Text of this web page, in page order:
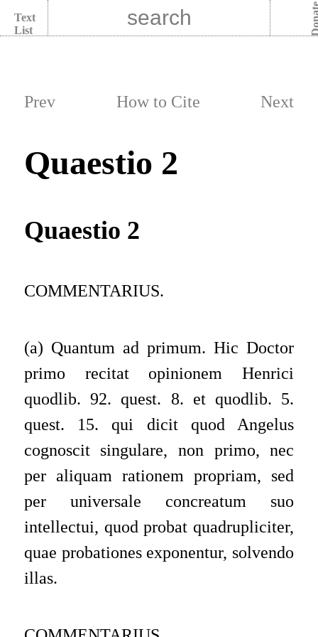
Text
List
Prev How to Cite Next
Quaestio 2
Quaestio 2
COMMENTARIUS.
(a) Quantum ad primum. Hic Doctor
primo recitat opinionem Henrici
quodlib. 92. quest. 8. etquodlib. 5.
quest. 15. qui dicit quod Angelus
cognoscit singulare, non primo, nec
per aliquam rationem propriam, sed
per universale concreatum suo
intellectui, quod probat quadrupliciter,
quae probationes exponentur, solvendo
illas.